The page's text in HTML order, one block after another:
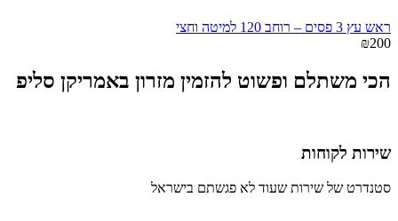
ראש עץ 3 פסים – רוחב 120 למיטה וחצי
₪200
הכי משתלם ופשוט להזמין מזרון באמריקן סליפ
שירות לקוחות
סטנדרט של שירות שעוד לא פגשתם בישראל